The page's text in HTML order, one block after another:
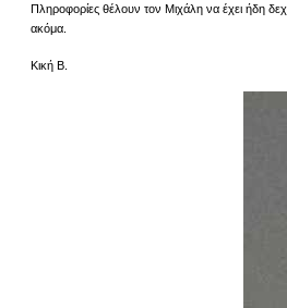
Πληροφορίες θέλουν τον Μιχάλη να έχει ήδη
ακόμα.
Κική Β.